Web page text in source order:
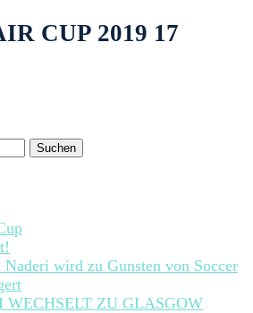
CUP 2019 17
wird zu Gunsten von Soccer
WECHSELT ZU GLASGOW